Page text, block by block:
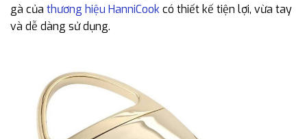
gà của thương hiệu HanniCookcó thiết kế tiện lợi, vừa tay
và dễ dàng sử dụng.